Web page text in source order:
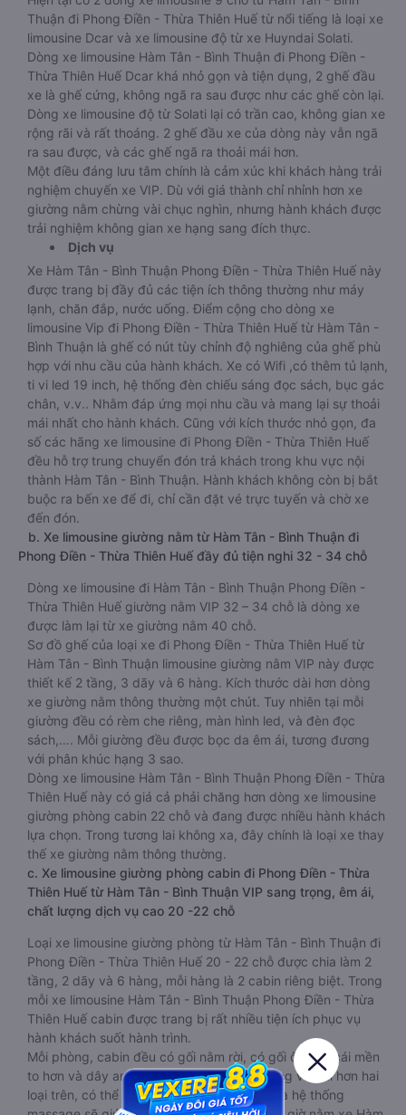
Thuận đi Phong Điền - Thừa Thiên Huế từ nổi tiếng là loại xe
limousine Dcar và xe limousine độ từ xe Huyndai Solati.
Dòng xe limousine Hàm Tân - Bình Thuận đi Phong Điền -
Thừa Thiên Huế Dcar khá nhỏ gọn và tiện dụng, 2 ghế đầu
xe là ghế cứng, không ngã ra sau được như các ghế còn lại.
Dòng xe limousine độ từ Solati lại có trần cao, không gian xe
rộng rãi và rất thoáng. 2 ghế đầu xe của dòng này vẫn ngã
ra sau được, và các ghế ngã ra thoải mái hơn.
Một điều đáng lưu tâm chính là cảm xúc khi khách hàng trải
nghiệm chuyến xe VIP. Dù với giá thành chỉ nhỉnh hơn xe
giường nằm chừng vài chục nghìn, nhưng hành khách được
trải nghiệm không gian xe hạng sang đích thực.
Dịch vụ
Xe Hàm Tân - Bình Thuận Phong Điền - Thừa Thiên Huế này
được trang bị đầy đủ các tiện ích thông thường như máy
lạnh, chăn đắp, nước uống. Điểm cộng cho dòng xe
limousine Vip đi Phong Điền - Thừa Thiên Huế từ Hàm Tân -
Bình Thuận là ghế có nút tùy chỉnh độ nghiêng của ghế phù
hợp với nhu cầu của hành khách. Xe có Wifi ,có thêm tủ lạnh,
ti vi led 19 inch, hệ thống đèn chiếu sáng đọc sách, bục gác
chân, v.v.. Nhằm đáp ứng mọi nhu cầu và mang lại sự thoải
mái nhất cho hành khách. Cũng với kích thước nhỏ gọn, đa
số các hãng xe limousine đi Phong Điền - Thừa Thiên Huế
đều hỗ trợ trung chuyển đón trả khách trong khu vực nội
thành Hàm Tân - Bình Thuận. Hành khách không còn bị bắt
buộc ra bến xe để đi, chỉ cần đặt vé trực tuyến và chờ xe
đến đón.
b. Xe limousine giường nằm từ Hàm Tân - Bình Thuận đi
Phong Điền - Thừa Thiên Huế đầy đủ tiện nghi 32 - 34 chỗ
Dòng xe limousine đi Hàm Tân - Bình Thuận Phong Điền -
Thừa Thiên Huế giường nằm VIP 32 – 34 chỗ là dòng xe
được làm lại từ xe giường nằm 40 chỗ.
Sơ đồ ghế của loại xe đi Phong Điền - Thừa Thiên Huế từ
Hàm Tân - Bình Thuận limousine giường nằm VIP này được
thiết kế 2 tầng, 3 dãy và 6 hàng. Kích thước dài hơn dòng
xe giường nằm thông thường một chút. Tuy nhiên tại mỗi
giường đều có rèm che riêng, màn hình led, và đèn đọc
sách,…. Mỗi giường đều được bọc da êm ái, tương đương
với phân khúc hạng 3 sao.
Dòng xe limousine Hàm Tân - Bình Thuận Phong Điền - Thừa
Thiên Huế này có giá cả phải chăng hơn dòng xe limousine
giường phòng cabin 22 chỗ và đang được nhiều hành khách
lựa chọn. Trong tương lai không xa, đây chính là loại xe thay
thế xe giường nằm thông thường.
c. Xe limousine giường phòng cabin đi Phong Điền - Thừa
Thiên Huế từ Hàm Tân - Bình Thuận VIP sang trọng, êm ái,
chất lượng dịch vụ cao 20 -22 chỗ
Loại xe limousine giường phòng từ Hàm Tân - Bình Thuận đi
Phong Điền - Thừa Thiên Huế 20 - 22 chỗ được chia làm 2
tầng, 2 dãy và 6 hàng, mỗi hàng là 2 cabin riêng biệt. Trong
mỗi xe limousine Hàm Tân - Bình Thuận Phong Điền - Thừa
Thiên Huế cabin được trang bị rất nhiều tiện ích phục vụ
hành khách suốt hành trình.
Mỗi phòng, cabin đều có gối nằm rời, có gối ôm, có cái mền
to hơn và dây an toàn seat belt. Giường rộng và dài hơn hai
loại trên, có thể lăn lộn thoải mái. Đặc biệt là hệ thống